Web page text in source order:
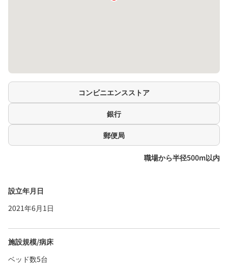
コンビニエンスストア
銀行
郵便局
職場から半径500m以内
設立年月日
2021年6月1日
施設規模/病床
ベッド数5台